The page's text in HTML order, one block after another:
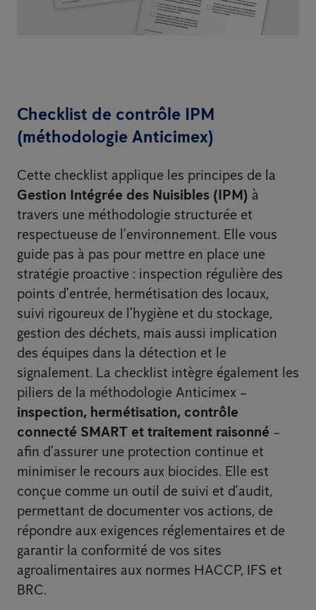
Checklist de contrôle IPM
(méthodologie Anticimex)
Cette checklist applique les principes de la
Gestion Intégrée des Nuisibles (IPM) à
travers une méthodologie structurée et
respectueuse de l’environnement. Elle vous
guide pas à pas pour mettre en place une
stratégie proactive : inspection régulière des
points d’entrée, hermétisation des locaux,
suivi rigoureux de l’hygiène et du stockage,
gestion des déchets, mais aussi implication
des équipes dans la détection et le
signalement. La checklist intègre également les
piliers de la méthodologie Anticimex –
inspection, hermétisation, contrôle
connecté SMART et traitement raisonné –
afin d’assurer une protection continue et
minimiser le recours aux biocides. Elle est
conçue comme un outil de suivi et d’audit,
permettant de documenter vos actions, de
répondre aux exigences réglementaires et de
garantir la conformité de vos sites
agroalimentaires aux normes HACCP, IFS et
BRC.